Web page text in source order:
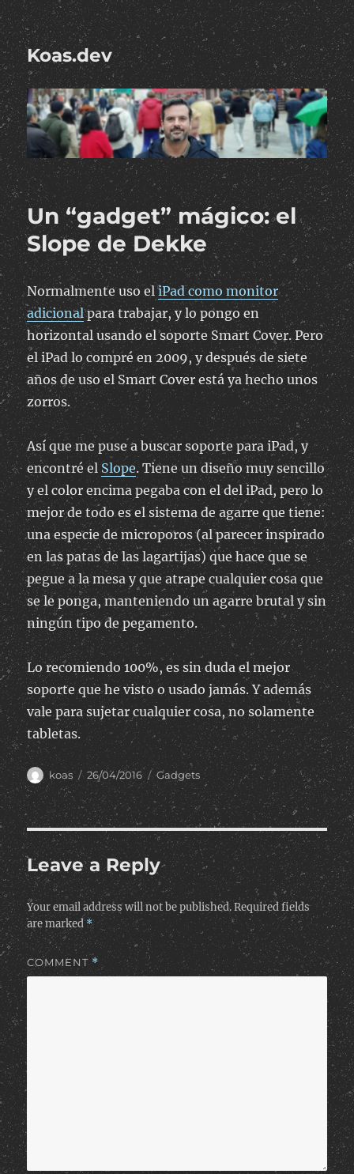
Koas.dev
Un “gadget” mágico: el
Slope de Dekke
Normalmente uso eliPad como monitor
adicionalpara trabajar, y lo pongo en
horizontal usando el soporte Smart Cover. Pero
el iPad lo compré en 2009, y después de siete
años de uso el Smart Cover está ya hecho unos
zorros.
Así que me puse a buscar soporte para iPad, y
encontré elSlope. Tiene un diseño muy sencillo
y el color encima pegaba con el del iPad, pero lo
mejor de todo es el sistema de agarre que tiene:
una especie de microporos (al parecer inspirado
en las patas de las lagartijas) que hace que se
pegue a la mesa y que atrape cualquier cosa que
se le ponga, manteniendo un agarre brutal y sin
ningún tipo de pegamento.
Lo recomiendo 100%, es sin duda el mejor
soporte que he visto o usado jamás. Y además
vale para sujetar cualquier cosa, no solamente
tabletas.
Author
koas
Posted
on
26/04/2016 Categories
Gadgets
Leave a Reply
Your email address will not be published. Required fields
are marked*
COMMENT *